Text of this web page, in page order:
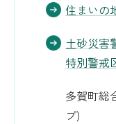
住まいの
土砂災害
特別警戒
多賀町総
プ)